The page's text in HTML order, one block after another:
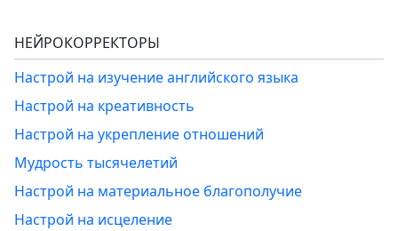
НЕЙРОКОРРЕКТОРЫ
Настрой на изучение английского языка
Настрой на креативность
Настрой на укрепление отношений
Мудрость тысячелетий
Настрой на материальное благополучие
Настрой на исцеление